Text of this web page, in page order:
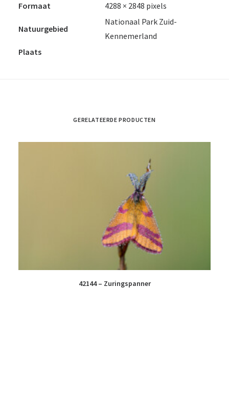
Formaat
4288 × 2848 pixels
Natuurgebied
Nationaal Park Zuid-
Kennemerland
Plaats
GERELATEERDE PRODUCTEN
42144 – Zuringspanner